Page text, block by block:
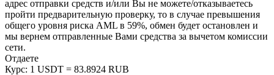
адрес отправки средств и/или Вы не можете/отказываетесь
пройти предварительную проверку, то в случае превышения
общего уровня риска AML в 59%, обмен будет остановлен и
мы вернем отправленные Вами средства за вычетом комиссии
сети.
Отдаете
Курс: 1 USDT = 83.8924 RUB